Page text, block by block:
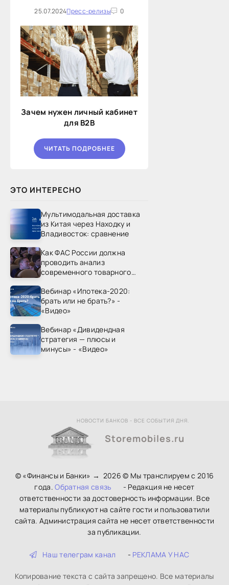
25.07.2024Пресс-релизы 0
Зачем нужен личный кабинет
для B2B
ЧИТАТЬ ПОДРОБНЕЕ
ЭТО ИНТЕРЕСНО
Мультимодальная доставка
из Китая через Находку и
Владивосток: сравнение
Как ФАС России должна
проводить анализ
современного товарного
России»
Вебинар «Ипотека-2020:
брать или не брать?» -
«Видео»
Вебинар «Дивидендная
стратегия — плюсы и
минусы» - «Видео»
Storemobiles.ru
НОВОСТИ БАНКОВ - ВСЕ СОБЫТИЯ ДНЯ.
© «Финансы и Банки» → 2026 © Мы транслируем с 2016
года.Обратная связь
- Редакция не несет
ответственности за достоверность информации. Все
материалы публикуют на сайте гости и пользоватили
сайта. Администрация сайта не несет ответственности
за публикации.
Наш телеграм канал - РЕКЛАМА У НАС
Копирование текста с сайта запрещено. Все материалы